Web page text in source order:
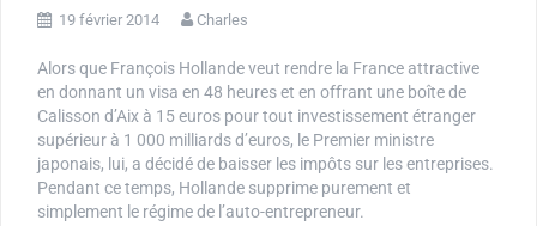
19 février 2014 Charles
Alors que François Hollande veut rendre la France attractive
en donnant un visa en 48 heures et en offrant une boîte de
Calisson d’Aix à 15 euros pour tout investissement étranger
supérieur à 1 000 milliards d’euros, le Premier ministre
japonais, lui, a décidé de baisser les impôts sur les entreprises.
Pendant ce temps, Hollande supprime purement et
simplement le régime de l’auto-entrepreneur.